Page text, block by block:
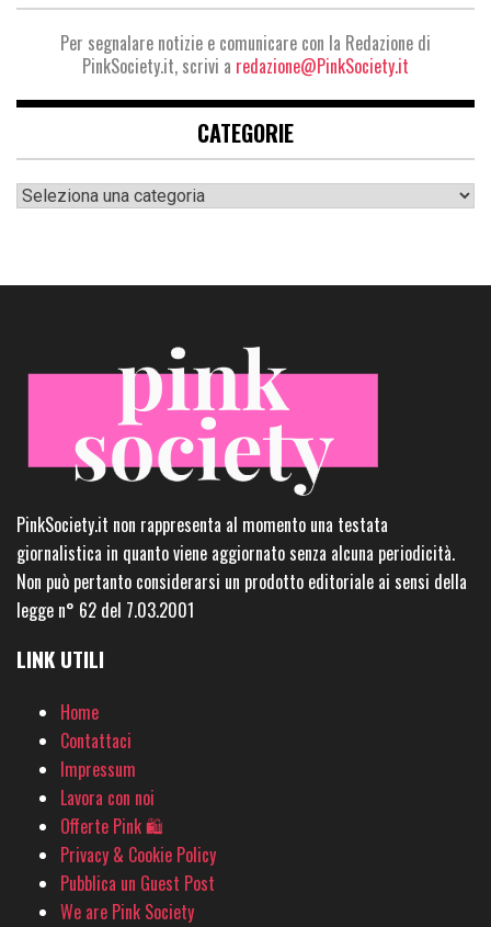
Per segnalare notizie e comunicare con la Redazione di
PinkSociety.it, scrivi a redazione@PinkSociety.it
CATEGORIE
Categorie
PinkSociety.it non rappresenta al momento una testata
giornalistica in quanto viene aggiornato senza alcuna periodicità.
Non può pertanto considerarsi un prodotto editoriale ai sensi della
legge n° 62 del 7.03.2001
LINK UTILI
Home
Contattaci
Impressum
Lavora con noi
Offerte Pink 🛍
Privacy & Cookie Policy
Pubblica un Guest Post
We are Pink Society